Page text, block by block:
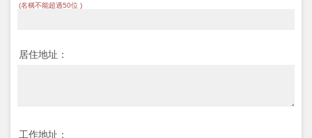
(名稱不能超過50位 )
居住地址：
工作地址：